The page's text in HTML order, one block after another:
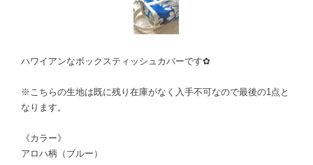
ハワイアンなボックスティッシュカバーです✿
※こちらの生地は既に残り在庫がなく入手不可なので最後の1点と
なります。
《カラー》
アロハ柄（ブルー）